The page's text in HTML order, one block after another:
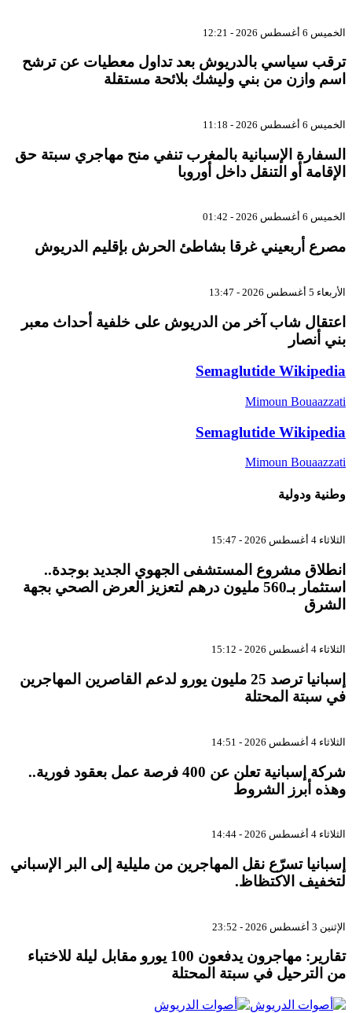
الخميس 6 أغسطس 2026 - 12:21
ترقب سياسي بالدريوش بعد تداول معطيات عن ترشح
اسم وازن من بني وليشك بلائحة مستقلة
الخميس 6 أغسطس 2026 - 11:18
السفارة الإسبانية بالمغرب تنفي منح مهاجري سبتة حق
الإقامة أو التنقل داخل أوروبا
الخميس 6 أغسطس 2026 - 01:42
مصرع أربعيني غرقا بشاطئ الحرش بإقليم الدريوش
الأربعاء 5 أغسطس 2026 - 13:47
اعتقال شاب آخر من الدريوش على خلفية أحداث معبر
بني أنصار
Semaglutide Wikipedia
Mimoun Bouaazzati
Semaglutide Wikipedia
Mimoun Bouaazzati
وطنية ودولية
الثلاثاء 4 أغسطس 2026 - 15:47
انطلاق مشروع المستشفى الجهوي الجديد بوجدة..
استثمار بـ560 مليون درهم لتعزيز العرض الصحي بجهة
الشرق
الثلاثاء 4 أغسطس 2026 - 15:12
إسبانيا ترصد 25 مليون يورو لدعم القاصرين المهاجرين
في سبتة المحتلة
الثلاثاء 4 أغسطس 2026 - 14:51
شركة إسبانية تعلن عن 400 فرصة عمل بعقود فورية..
وهذه أبرز الشروط
الثلاثاء 4 أغسطس 2026 - 14:44
إسبانيا تسرّع نقل المهاجرين من مليلية إلى البر الإسباني
لتخفيف الاكتظاظ.
الإثنين 3 أغسطس 2026 - 23:52
تقارير: مهاجرون يدفعون 100 يورو مقابل ليلة للاختباء
من الترحيل في سبتة المحتلة